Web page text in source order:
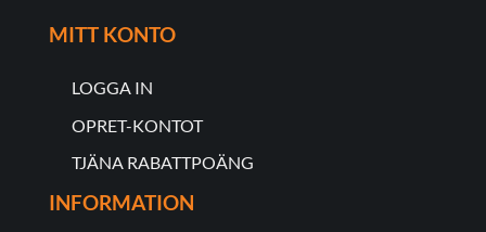
MITT KONTO
LOGGA IN
OPRET-KONTOT
TJÄNA RABATTPOÄNG
INFORMATION